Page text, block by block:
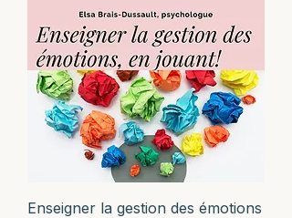
Enseigner la gestion des émotions